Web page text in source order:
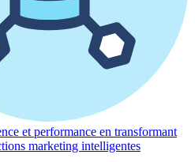
et performance en transformant
marketing intelligentes